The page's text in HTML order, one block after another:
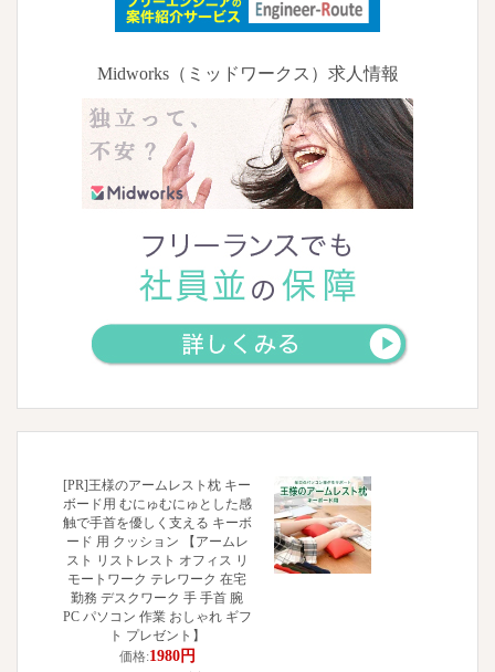
Midworks（ミッドワークス）求人情報
[PR]王様のアームレスト枕 キー
ボード用 むにゅむにゅとした感
触で手首を優しく支える キーボ
ード 用 クッション 【アームレ
スト リストレスト オフィス リ
モートワーク テレワーク 在宅
勤務 デスクワーク 手 手首 腕
PC パソコン 作業 おしゃれ ギフ
ト プレゼント】
価格:1980円